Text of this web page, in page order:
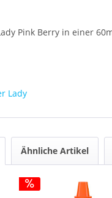
Pink Berry in einer
Lady
Ähnliche Artikel